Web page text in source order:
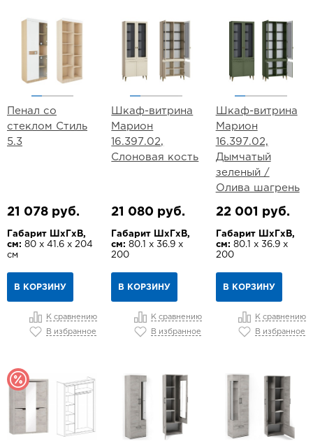
Пенал со
стеклом Стиль
5.3
21 078 руб.
Габарит ШхГхВ,
см: 80 х 41.6 х 204
см
В КОРЗИНУ
К сравнению
В избранное
Шкаф-витрина
Марион
16.397.02,
Слоновая кость
21 080 руб.
Габарит ШхГхВ,
см: 80.1 х 36.9 х
200
В КОРЗИНУ
К сравнению
В избранное
Шкаф-витрина
Марион
16.397.02,
Дымчатый
зеленый /
Олива шагрень
22 001 руб.
Габарит ШхГхВ,
см: 80.1 х 36.9 х
200
В КОРЗИНУ
К сравнению
В избранное